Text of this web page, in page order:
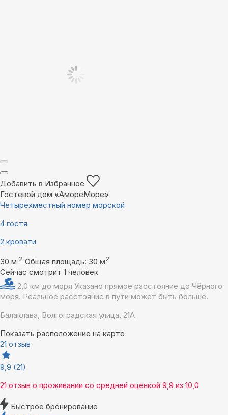
Добавить в Избранное
Гостевой дом «АмореМоре»
Четырёхместный номер морской
4 гостя
2 кровати
30 м 2 Общая площадь: 30 м2
Сейчас смотрит 1 человек
2,0 км до моря Указано прямое расстояние до Чёрного
моря. Реальное расстояние в пути может быть больше.
Балаклава, Волгоградская улица, 21А
Показать расположение на карте
21 отзыв
9,9 (21)
21 отзыв о проживании со средней оценкой 9,9 из 10,0
Быстрое бронирование